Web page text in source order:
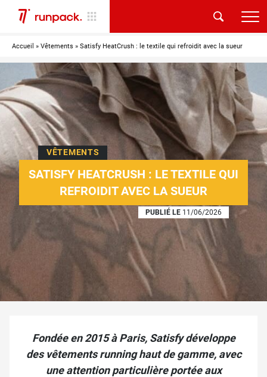
Accueil » Vêtements » Satisfy HeatCrush : le textile qui refroidit avec la sueur
VÊTEMENTS
SATISFY HEATCRUSH : LE TEXTILE QUI
REFROIDIT AVEC LA SUEUR
PUBLIÉ LE 11/06/2026
Fondée en 2015 à Paris, Satisfy développe
des vêtements running haut de gamme, avec
une attention particulière portée aux